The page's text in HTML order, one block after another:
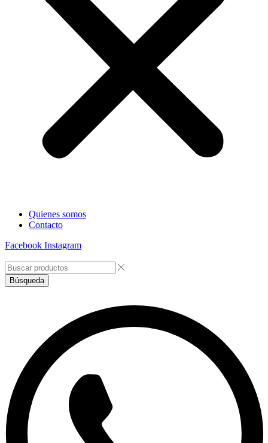
Quienes somos
Contacto
Facebook Instagram
Búsqueda